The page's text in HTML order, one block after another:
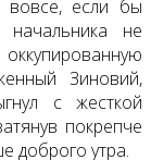
если бы
не
Зиновий,
с жесткой
покрепче
доброго утра.